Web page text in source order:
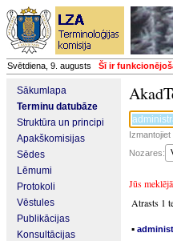
Svētdiena, 9. augusts Šī ir
Sākumlapa
Terminu datubāze
Struktūra un principi
Apakškomisijas
Sēdes
Lēmumi
Protokoli
Vēstules
Publikācijas
Konsultācijas
Nozares:
Jūs
Atrasts 1
▪